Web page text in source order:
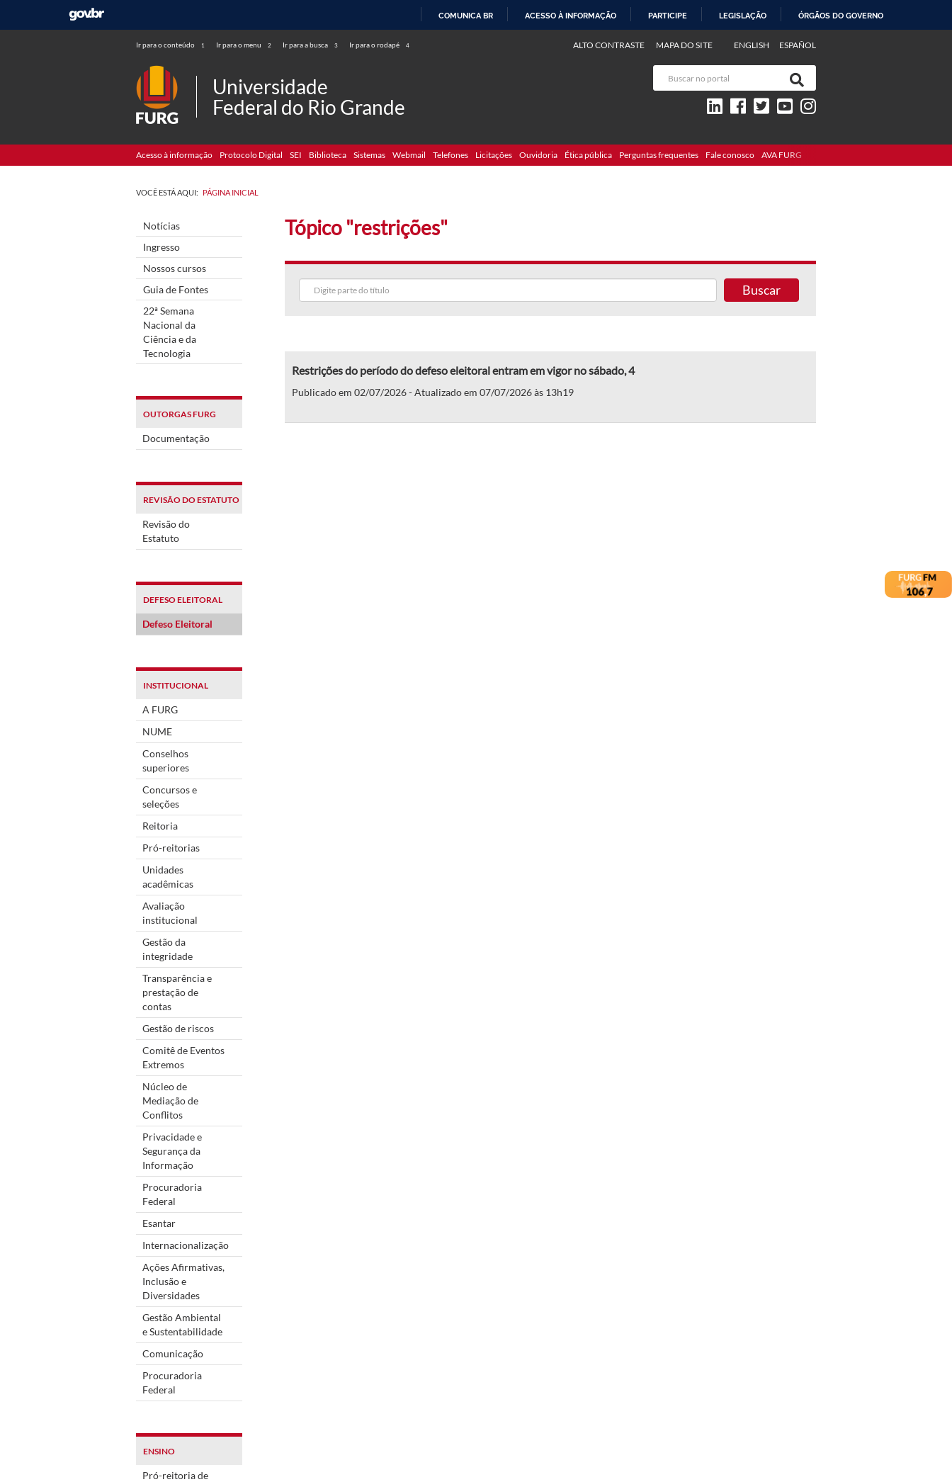
COMUNICA BR ACESSO À INFORMAÇÃO PARTICIPE LEGISLAÇÃO ÓRGÃOS DO GOVERNO
Ir para o conteúdo 1 Ir para o menu 2 Ir para a busca 3 Ir para o rodapé 4 ENGLISH ESPAÑOL
ALTO CONTRASTE MAPA DO SITE
Universidade
Federal do Rio Grande
Acesso à informação Protocolo Digital SEI Biblioteca Sistemas Webmail Telefones Licitações Ouvidoria Ética pública Perguntas frequentes Fale conosco AVA FURG
VOCÊ ESTÁ AQUI: PÁGINA INICIAL
Notícias
Ingresso
Nossos cursos
Guia de Fontes
22ª Semana
Nacional da
Ciência e da
Tecnologia
OUTORGAS FURG
Documentação
REVISÃO DO ESTATUTO
Revisão do
Estatuto
DEFESO ELEITORAL
Defeso Eleitoral
INSTITUCIONAL
A FURG
NUME
Conselhos
superiores
Concursos e
seleções
Reitoria
Pró-reitorias
Unidades
acadêmicas
Avaliação
institucional
Gestão da
integridade
Transparência e
prestação de
contas
Gestão de riscos
Comitê de Eventos
Extremos
Núcleo de
Mediação de
Conflitos
Privacidade e
Segurança da
Informação
Procuradoria
Federal
Esantar
Internacionalização
Ações Afirmativas,
Inclusão e
Diversidades
Gestão Ambiental
e Sustentabilidade
Comunicação
Procuradoria
Federal
ENSINO
Pró-reitoria de
Tópico "restrições"
Buscar
Restrições do período do defeso eleitoral entram em vigor no sábado, 4
Publicado em 02/07/2026 - Atualizado em 07/07/2026 às 13h19